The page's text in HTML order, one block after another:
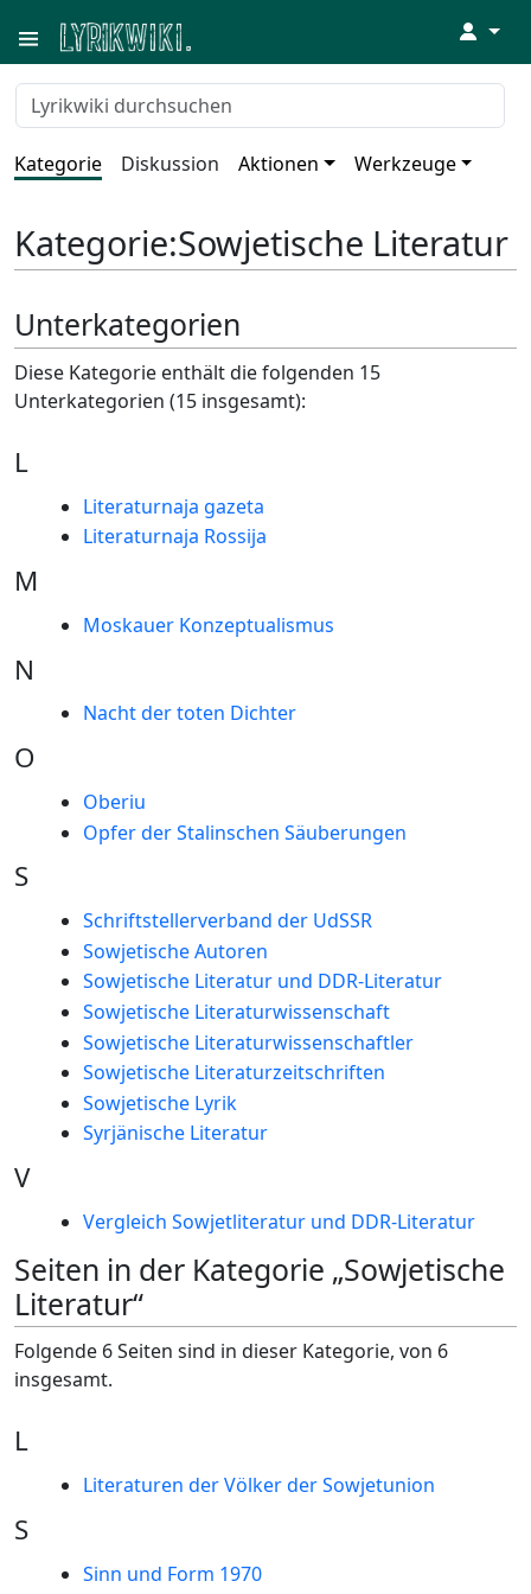
↓
Kategorie Diskussion Aktionen Werkzeuge
Kategorie:Sowjetische Literatur
Unterkategorien
Diese Kategorie enthält die folgenden 15
Unterkategorien (15 insgesamt):
L
Literaturnaja gazeta
Literaturnaja Rossija
M
Moskauer Konzeptualismus
N
Nacht der toten Dichter
O
Oberiu
Opfer der Stalinschen Säuberungen
S
Schriftstellerverband der UdSSR
Sowjetische Autoren
Sowjetische Literatur und DDR-Literatur
Sowjetische Literaturwissenschaft
Sowjetische Literaturwissenschaftler
Sowjetische Literaturzeitschriften
Sowjetische Lyrik
Syrjänische Literatur
V
Vergleich Sowjetliteratur und DDR-Literatur
Seiten in der Kategorie „Sowjetische
Literatur“
Folgende 6 Seiten sind in dieser Kategorie, von 6
insgesamt.
L
Literaturen der Völker der Sowjetunion
S
Sinn und Form 1970